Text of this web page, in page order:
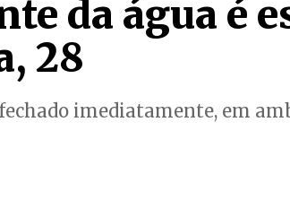
da água é
28
imediatamente, em